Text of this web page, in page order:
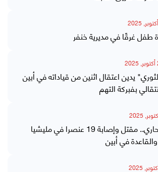
طفل غرقًا في مديرية خنفر
يدين اعتقال اثنين من قياداته في أبين
بفبركة التهم
هجوم انتحاري.. مقتل وإصابة 19 عنصرا في مليشيا
في أبين